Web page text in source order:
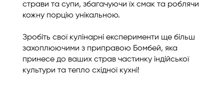
страви та супи, збагачуючи їх смак та роблячи
кожну порцію унікальною.
Зробіть свої кулінарні експерименти ще більш
захоплюючими з приправою Бомбей, яка
принесе до ваших страв частинку індійської
культури та тепло східної кухні!